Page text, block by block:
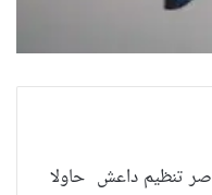
تنظيم داعش حاولا